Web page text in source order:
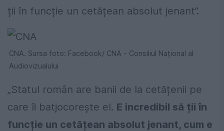
ții în funcție un cetățean absolut jenant”.
CNA. Sursa foto: Facebook/ CNA - Consiliul Național al
Audiovizualului
„Statul român are banii de la cetățenii pe
care îi batjocorește el. E incredibil să ții în
funcție un cetățean absolut jenant, cum e